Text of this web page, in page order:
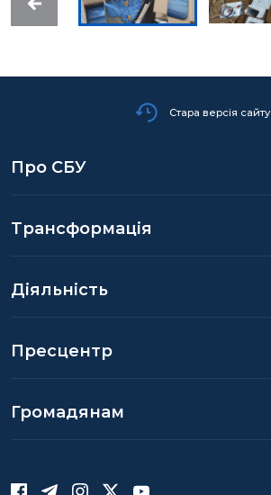
Стара версія сайту
Про СБУ
Трансформація
Діяльність
Пресцентр
Громадянам